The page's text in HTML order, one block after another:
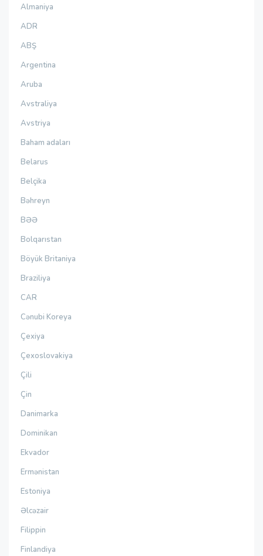
Almaniya
ADR
ABŞ
Argentina
Aruba
Avstraliya
Avstriya
Baham adaları
Belarus
Belçika
Bəhreyn
BƏƏ
Bolqarıstan
Böyük Britaniya
Braziliya
CAR
Cənubi Koreya
Çexiya
Çexoslovakiya
Çili
Çin
Danimarka
Dominikan
Ekvador
Ermənistan
Estoniya
Əlcəzair
Filippin
Finlandiya